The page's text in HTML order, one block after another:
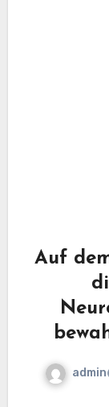
Auf
admin